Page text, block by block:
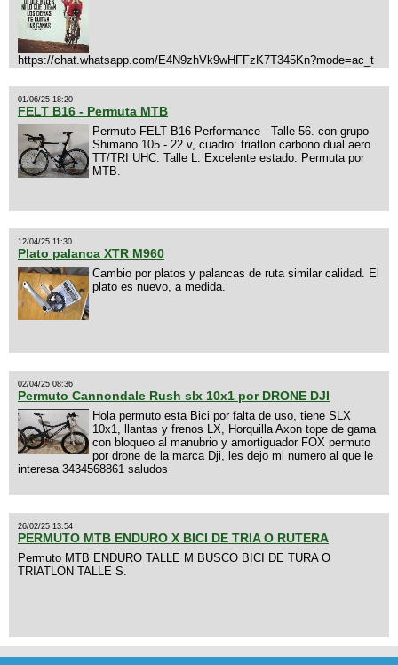
https://chat.whatsapp.com/E4N9zhVk9wHFFzK7T345Kn?mode=ac_t
01/06/25 18:20
FELT B16 - Permuta MTB
Permuto FELT B16 Performance - Talle 56. con grupo
Shimano 105 - 22 v, cuadro: triatlon carbono dual aero
TT/TRI UHC. Talle L. Excelente estado. Permuta por
MTB.
12/04/25 11:30
Plato palanca XTR M960
Cambio por platos y palancas de ruta similar calidad. El
plato es nuevo, a medida.
02/04/25 08:36
Permuto Cannondale Rush slx 10x1 por DRONE DJI
Hola permuto esta Bici por falta de uso, tiene SLX
10x1, llantas y frenos LX, Horquilla Axon tope de gama
con bloqueo al manubrio y amortiguador FOX permuto
por drone de la marca Dji, les dejo mi numero al que le
interesa 3434568861 saludos
26/02/25 13:54
PERMUTO MTB ENDURO X BICI DE TRIA O RUTERA
Permuto MTB ENDURO TALLE M BUSCO BICI DE TURA O
TRIATLON TALLE S.